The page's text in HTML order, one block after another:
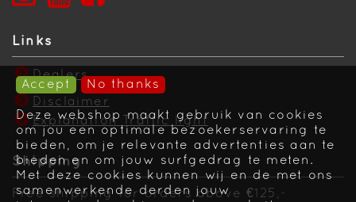
Links
Dealers
Disclaimer
Explanation Traffic light
Shipping
Free shipping for orders above €125,-
Deze webshop maakt gebruik van cookies
om jou een optimale bezoekerservaring te
bieden, om je relevante advertenties aan te
bieden en om jouw surfgedrag te meten.
Met deze cookies kunnen wij en de met ons
samenwerkende derden jouw
Accept No thanks